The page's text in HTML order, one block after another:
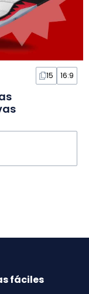
15 16:9
fáciles